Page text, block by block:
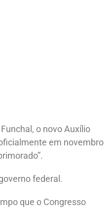
o novo Auxílio
em novembro
federal.
que o Congresso